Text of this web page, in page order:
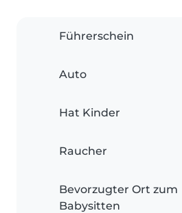
Führerschein
Auto
Hat Kinder
Raucher
Bevorzugter Ort zum
Babysitten